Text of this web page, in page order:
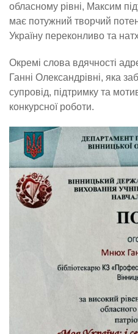
обласному рівні, Максим
має потужний творчий
Україну переконливо та
Окремі слова вдячності
Ганні Олександрівні, яка
супровід, підтримку та
конкурсної роботи.